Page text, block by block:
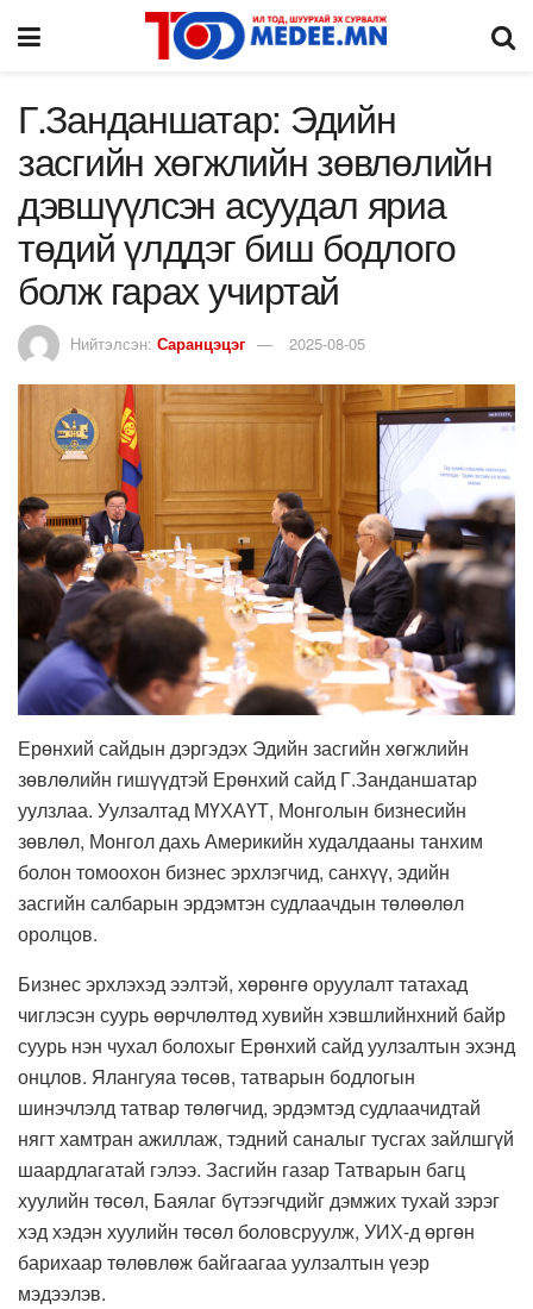
Г.Занданшатар: Эдийн
засгийн хөгжлийн зөвлөлийн
дэвшүүлсэн асуудал яриа
төдий үлддэг биш бодлого
болж гарах учиртай
Нийтэлсэн: Саранцэцэг 2025-08-05
Ерөнхий сайдын дэргэдэх Эдийн засгийн хөгжлийн
зөвлөлийн гишүүдтэй Ерөнхий сайд Г.Занданшатар
уулзлаа. Уулзалтад МҮХАҮТ, Монголын бизнесийн
зөвлөл, Монгол дахь Америкийн худалдааны танхим
болон томоохон бизнес эрхлэгчид, санхүү, эдийн
засгийн салбарын эрдэмтэн судлаачдын төлөөлөл
оролцов.
Бизнес эрхлэхэд ээлтэй, хөрөнгө оруулалт татахад
чиглэсэн суурь өөрчлөлтөд хувийн хэвшлийнхний байр
суурь нэн чухал болохыг Ерөнхий сайд уулзалтын эхэнд
онцлов. Ялангуяа төсөв, татварын бодлогын
шинэчлэлд татвар төлөгчид, эрдэмтэд судлаачидтай
нягт хамтран ажиллаж, тэдний саналыг тусгах зайлшгүй
шаардлагатай гэлээ. Засгийн газар Татварын багц
хуулийн төсөл, Баялаг бүтээгчдийг дэмжих тухай зэрэг
хэд хэдэн хуулийн төсөл боловсруулж, УИХ-д өргөн
барихаар төлөвлөж байгаагаа уулзалтын үеэр
мэдээлэв.